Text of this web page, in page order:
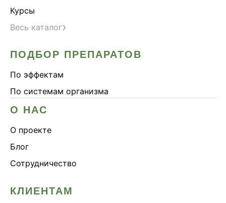
Курсы
Весь каталог›
ПОДБОР ПРЕПАРАТОВ
По эффектам
По системам организма
О НАС
О проекте
Блог
Сотрудничество
КЛИЕНТАМ